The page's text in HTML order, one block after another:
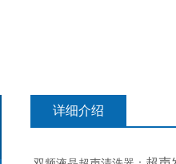
详细介绍